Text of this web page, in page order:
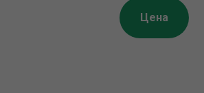
Цена